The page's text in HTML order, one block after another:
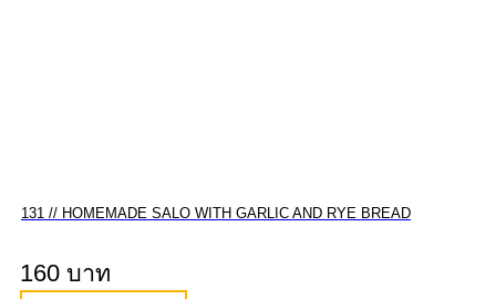
131 // HOMEMADE SALO WITH GARLIC AND RYE BREAD
160 บาท